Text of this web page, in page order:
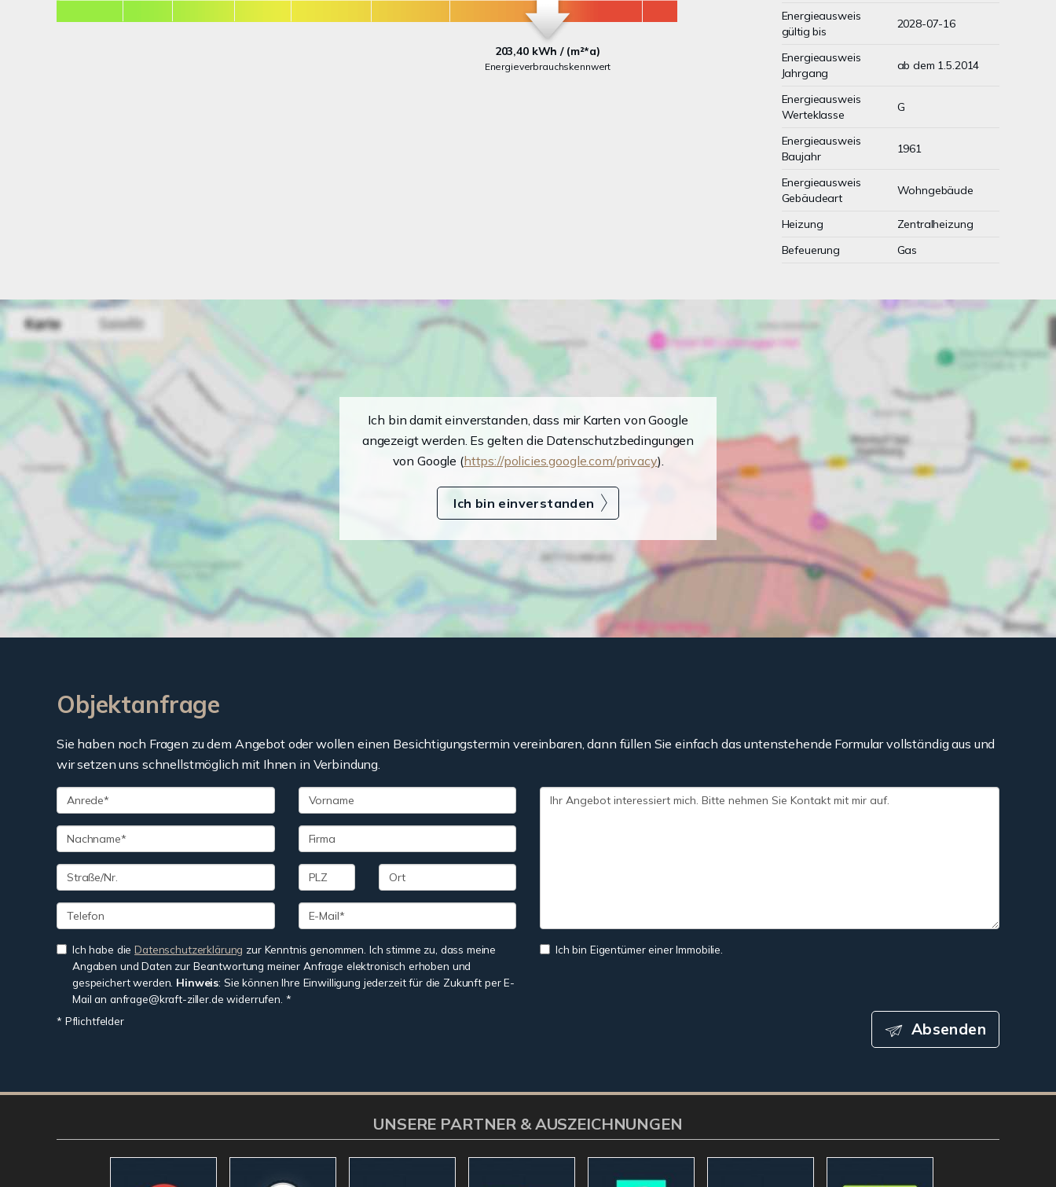
203,40 kWh / (m²*a)
Energieverbrauchskennwert
Energieausweis
gültig bis
2028-07-16
Energieausweis
Jahrgang
ab dem 1.5.2014
Energieausweis
Werteklasse
G
Energieausweis
Baujahr
1961
Energieausweis
Gebäudeart
Wohngebäude
Heizung
Zentralheizung
Befeuerung
Gas
Ich bin damit einverstanden, dass mir Karten von Google
angezeigt werden. Es gelten die Datenschutzbedingungen
von Google (https://policies.google.com/privacy).
Ich bin einverstanden
Objektanfrage
Sie haben noch Fragen zu dem Angebot oder wollen einen Besichtigungstermin vereinbaren, dann füllen Sie einfach das untenstehende Formular vollständig aus und
wir setzen uns schnellstmöglich mit Ihnen in Verbindung.
Ich habe dieDatenschutzerklärung zur Kenntnis genommen. Ich stimme zu, dass meine
Angaben und Daten zur Beantwortung meiner Anfrage elektronisch erhoben und
gespeichert werden. Hinweis: Sie können Ihre Einwilligung jederzeit für die Zukunft per E-
Mail an anfrage@kraft-ziller.de widerrufen. *
Ich bin Eigentümer einer Immobilie.
* Pflichtfelder Absenden
UNSERE PARTNER & AUSZEICHNUNGEN